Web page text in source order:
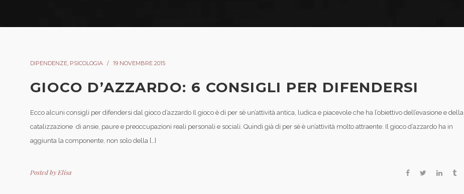
DIPENDENZE, PSICOLOGIA 19 NOVEMBRE 2015
GIOCO D’AZZARDO: 6 CONSIGLI PER DIFENDERSI
Ecco alcuni consigli per difendersi dal gioco d’azzardo Il gioco è di per sè un’attività antica, ludica e piacevole che ha l’obiettivo dell’evasione e della
catalizzazione di ansie, paure e preoccupazioni reali personali e sociali. Quindi già di per sè è un’attività molto attraente. Il gioco d’azzardo ha in
aggiunta la componente, non solo della […]
Posted by Elisa